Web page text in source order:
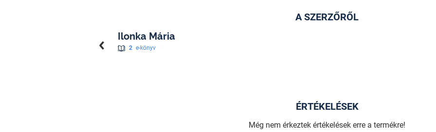
A SZERZŐRŐL
Ilonka Mária
2 e-könyv
ÉRTÉKELÉSEK
Még nem érkeztek értékelések erre a termékre!